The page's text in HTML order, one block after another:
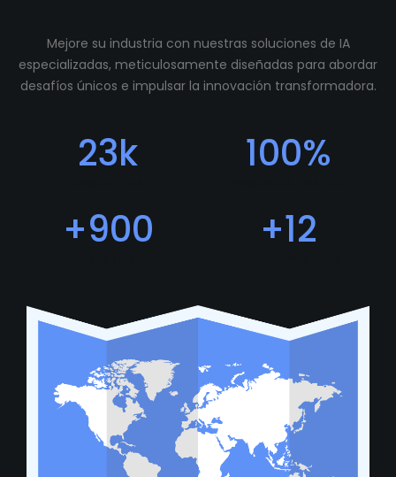
Mejore su industria con nuestras soluciones de IA
especializadas, meticulosamente diseñadas para abordar
desafíos únicos e impulsar la innovación transformadora.
23k 100%
+900 +12